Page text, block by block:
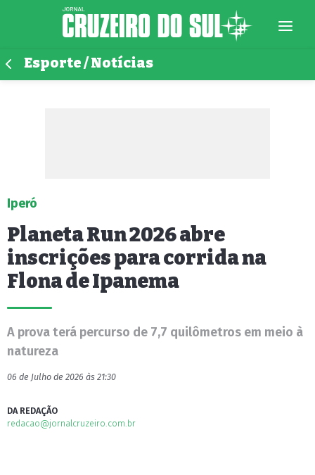
Esporte / Notícias
Iperó
Planeta Run 2026 abre
inscrições para corrida na
Flona de Ipanema
A prova terá percurso de 7,7 quilômetros em meio à
natureza
06 de Julho de 2026 às 21:30
DA REDAÇÃO
redacao@jornalcruzeiro.com.br